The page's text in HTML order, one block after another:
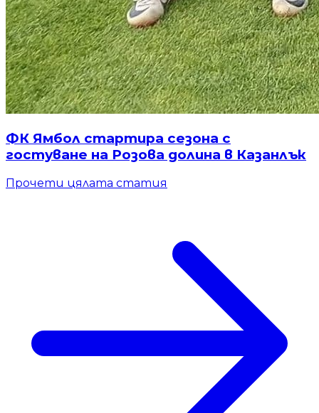
ФК Ямбол стартира сезона с
гостуване на Розова долина в Казанлък
Прочети цялата статия